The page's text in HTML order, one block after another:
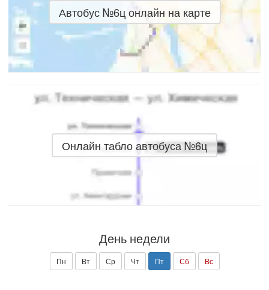
Автобус №6ц онлайн на карте
Онлайн табло автобуса №6ц
День недели
Пн Вт Ср Чт Пт Сб Вс